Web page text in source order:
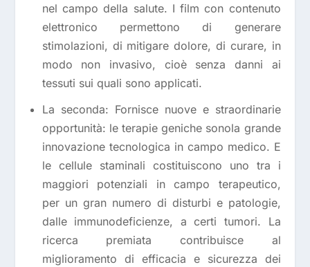
nel campo della salute. I film con contenuto
elettronico permettono di generare
stimolazioni, di mitigare dolore, di curare, in
modo non invasivo, cioè senza danni ai
tessuti sui quali sono applicati.
La seconda: Fornisce nuove e straordinarie
opportunità: le terapie geniche sonola grande
innovazione tecnologica in campo medico. E
le cellule staminali costituiscono uno tra i
maggiori potenziali in campo terapeutico,
per un gran numero di disturbi e patologie,
dalle immunodeficienze, a certi tumori. La
ricerca premiata contribuisce al
miglioramento di efficacia e sicurezza dei